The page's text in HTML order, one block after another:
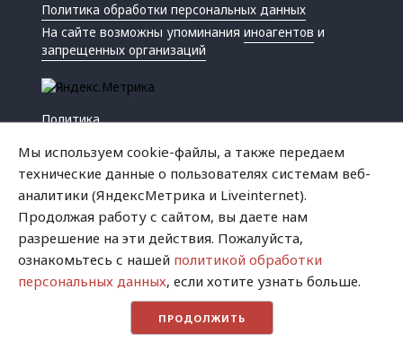
Политика обработки персональных данных
На сайте возможны упоминанияиноагентов и
запрещенных организаций
Политика
Успех
Хватит это терпеть
Мы используем cookie-файлы, а также передаем
технические данные о пользователях системам веб-
аналитики (ЯндексМетрика и Liveinternet).
Продолжая работу с сайтом, вы даете нам
разрешение на эти действия. Пожалуйста,
ознакомьтесь с нашей политикой обработки
персональных данных, если хотите узнать больше.
ПРОДОЛЖИТЬ